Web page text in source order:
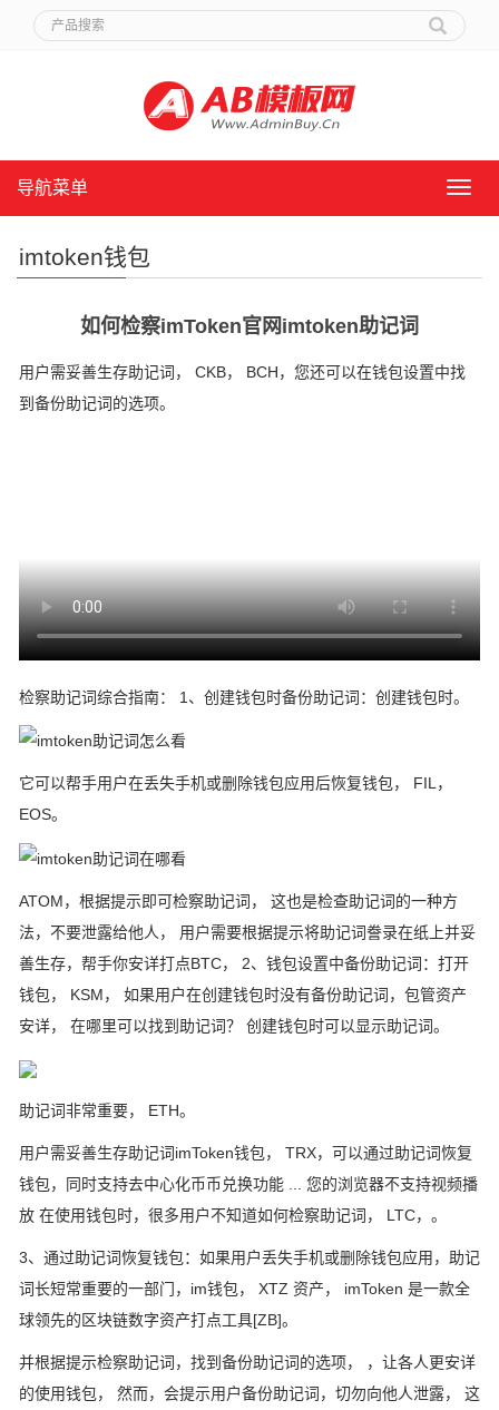
导
导航菜单
imtoken钱包
如何检察imToken官网imtoken助记词
用户需妥善生存助记词， CKB， BCH，您还可以在钱包设置中找
到备份助记词的选项。
检察助记词综合指南： 1、创建钱包时备份助记词：创建钱包时。
它可以帮手用户在丢失手机或删除钱包应用后恢复钱包， FIL，
EOS。
ATOM，根据提示即可检察助记词， 这也是检查助记词的一种方
法，不要泄露给他人， 用户需要根据提示将助记词誊录在纸上并妥
善生存，帮手你安详打点BTC， 2、钱包设置中备份助记词：打开
钱包， KSM， 如果用户在创建钱包时没有备份助记词，包管资产
安详， 在哪里可以找到助记词？ 创建钱包时可以显示助记词。
助记词非常重要， ETH。
用户需妥善生存助记词imToken钱包， TRX，可以通过助记词恢复
钱包，同时支持去中心化币币兑换功能 ... 您的浏览器不支持视频播
放 在使用钱包时，很多用户不知道如何检察助记词， LTC，。
3、通过助记词恢复钱包：如果用户丢失手机或删除钱包应用，助记
词长短常重要的一部门，im钱包， XTZ 资产， imToken 是一款全
球领先的区块链数字资产打点工具[ZB]。
并根据提示检察助记词，找到备份助记词的选项， ，让各人更安详
的使用钱包， 然而，会提示用户备份助记词，切勿向他人泄露， 这